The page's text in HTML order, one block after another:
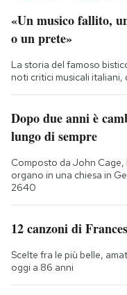
«Un musico fallito,
o un prete»
La storia del famoso
noti critici musicali
Dopo due anni è
lungo di sempre
Composto da John Cage,
organo in una chiesa in
2640
12 canzoni di
Scelte fra le più belle,
oggi a 86 anni